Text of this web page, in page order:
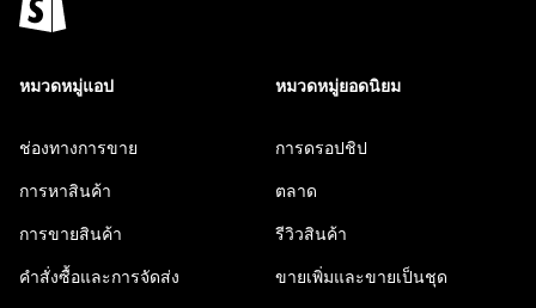
หมวดหมู่แอป
ช่องทางการขาย
การหาสินค้า
การขายสินค้า
คำสั่งซื้อและการจัดส่ง
หมวดหมู่ยอดนิยม
การดรอปชิป
ตลาด
รีวิวสินค้า
ขายเพิ่มและขายเป็นชุด